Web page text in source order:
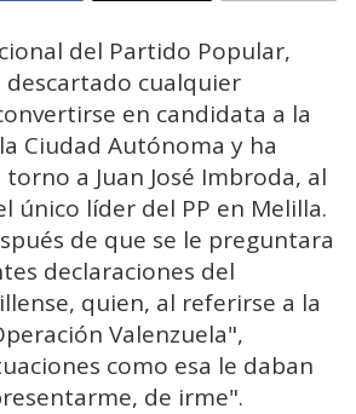
del Partido Popular,
descartado cualquier
en candidata a la
Ciudad Autónoma y ha
a Juan José Imbroda, al
único líder del PP en Melilla.
de que se le preguntara
declaraciones del
quien, al referirse a la
Valenzuela",
como esa le daban
de irme".